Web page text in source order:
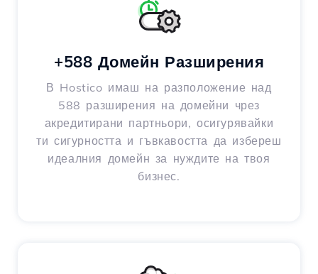
+588 Домейн Разширения
В Hostico имаш на разположение над
588 разширения на домейни чрез
акредитирани партньори, осигурявайки
ти сигурността и гъвкавостта да избереш
идеалния домейн за нуждите на твоя
бизнес.